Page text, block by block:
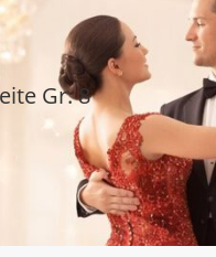
Gr. 8